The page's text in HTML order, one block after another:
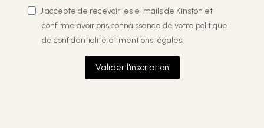
J'accepte de recevoir les e-mails de Kinston et
confirme avoir pris connaissance de votre politique
de confidentialité et mentions légales.
Valider l'inscription